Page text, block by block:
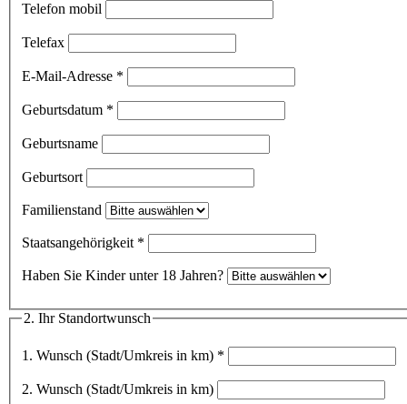
Telefon mobil
Telefax
E-Mail-Adresse *
Geburtsdatum *
Geburtsname
Geburtsort
Familienstand
Staatsangehörigkeit *
Haben Sie Kinder unter 18 Jahren?
2. Ihr Standortwunsch
1. Wunsch (Stadt/Umkreis in km) *
2. Wunsch (Stadt/Umkreis in km)